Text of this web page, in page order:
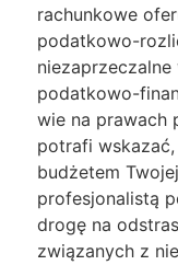
rachunkowe
podatkowo-
podatkowo-
wie na prawach
potrafi
budżetem
profesjonalistą
drogę na
związanych z